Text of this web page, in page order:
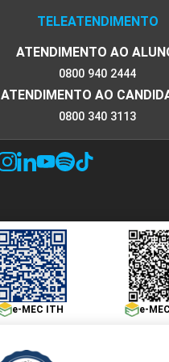
TELEATENDIMENTO
ATENDIMENTO AO
0800 940 2444
ATENDIMENTO AO
0800 340 3113
e-MEC ITH e-